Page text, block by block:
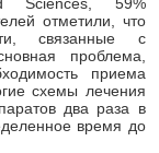
отметили, что
связанные с
проблема,
приема
схемы лечения
два раза в
время до